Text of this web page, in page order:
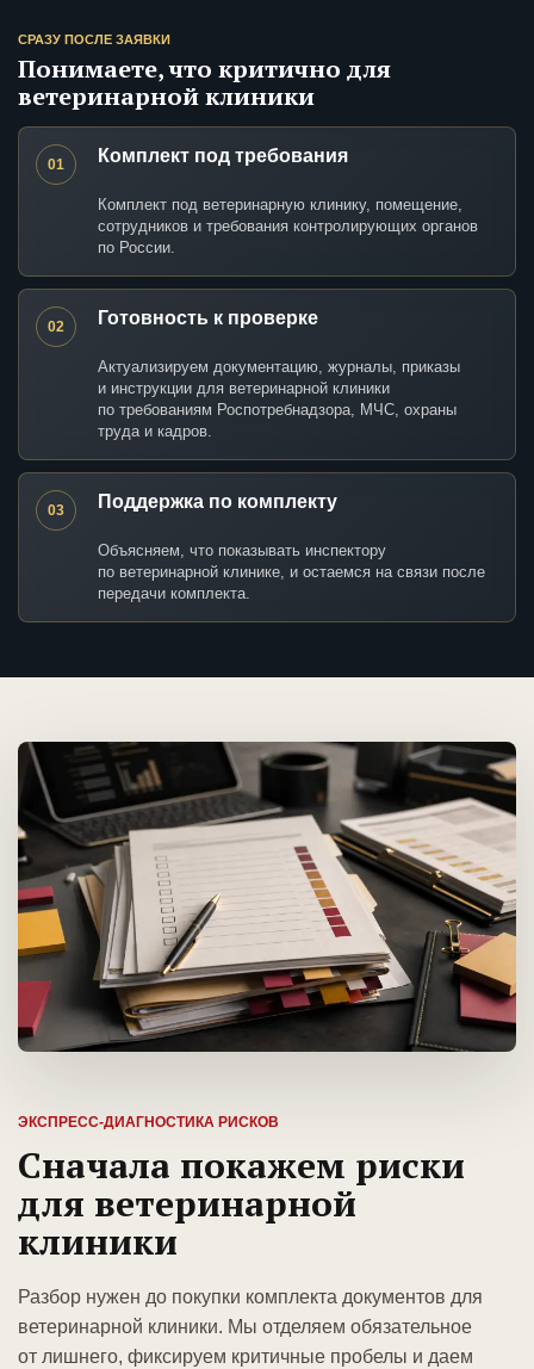
СРАЗУ ПОСЛЕ ЗАЯВКИ
Понимаете, что критично для
ветеринарной клиники
01 Комплект под требования
Комплект под ветеринарную клинику, помещение,
сотрудников и требования контролирующих органов
по России.
02 Готовность к проверке
Актуализируем документацию, журналы, приказы
и инструкции для ветеринарной клиники
по требованиям Роспотребнадзора, МЧС, охраны
труда и кадров.
03 Поддержка по комплекту
Объясняем, что показывать инспектору
по ветеринарной клинике, и остаемся на связи после
передачи комплекта.
ЭКСПРЕСС-ДИАГНОСТИКА РИСКОВ
Сначала покажем риски
для ветеринарной
клиники
Разбор нужен до покупки комплекта документов для
ветеринарной клиники. Мы отделяем обязательное
от лишнего, фиксируем критичные пробелы и даем